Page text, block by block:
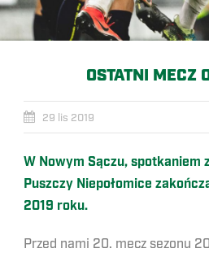
OSTATNI MECZ
29 lis 2019
W Nowym Sączu, spotkaniem
Puszczy Niepołomice
2019 roku.
Przed nami 20. mecz sezonu